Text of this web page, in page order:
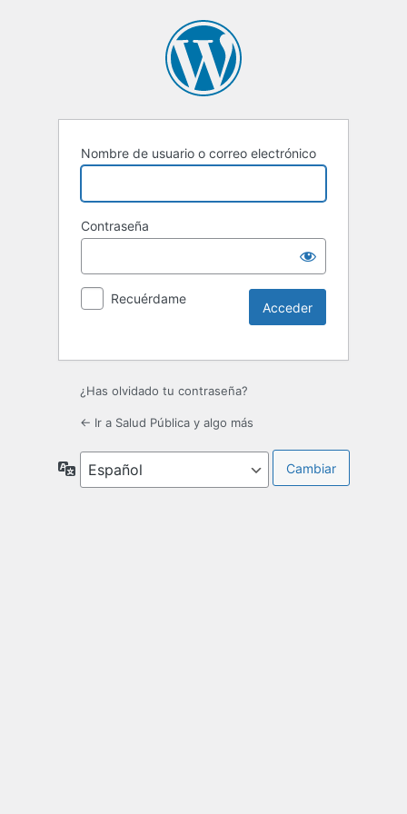
Nombre de usuario o correo electrónico
Contraseña
Recuérdame
¿Has olvidado tu contraseña?
← Ir a Salud Pública y algo más
Idioma